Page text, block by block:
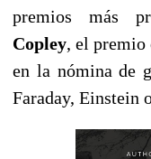
premios más
Copley, el premio
en la nómina de
Faraday, Einstein